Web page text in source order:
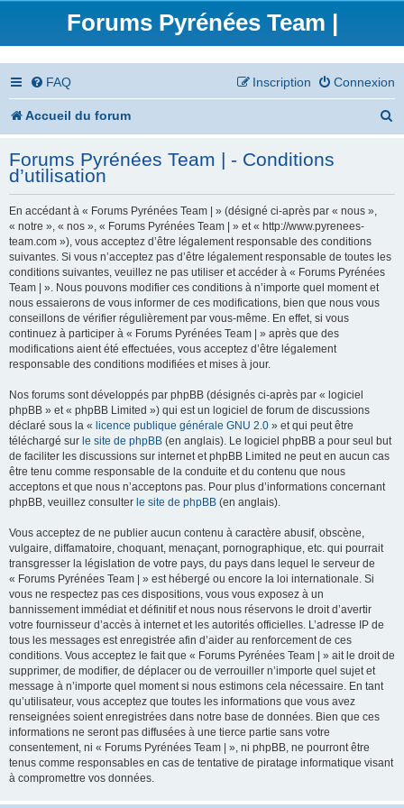
Forums Pyrénées Team |
FAQ Connexion
Inscription
Accueil du forum
h
Forums Pyrénées Team | - Conditions
d’utilisation
En accédant à « Forums Pyrénées Team | » (désigné ci-après par « nous »,
« notre », « nos », « Forums Pyrénées Team | » et « http://www.pyrenees-
team.com »), vous acceptez d’être légalement responsable des conditions
suivantes. Si vous n’acceptez pas d’être légalement responsable de toutes les
conditions suivantes, veuillez ne pas utiliser et accéder à « Forums Pyrénées
Team | ». Nous pouvons modifier ces conditions à n’importe quel moment et
nous essaierons de vous informer de ces modifications, bien que nous vous
conseillons de vérifier régulièrement par vous-même. En effet, si vous
continuez à participer à « Forums Pyrénées Team | » après que des
modifications aient été effectuées, vous acceptez d’être légalement
responsable des conditions modifiées et mises à jour.
Nos forums sont développés par phpBB (désignés ci-après par « logiciel
phpBB » et « phpBB Limited ») qui est un logiciel de forum de discussions
déclaré sous la « licence publique générale GNU 2.0 » et qui peut être
téléchargé sur le site de phpBB (en anglais). Le logiciel phpBB a pour seul but
de faciliter les discussions sur internet et phpBB Limited ne peut en aucun cas
être tenu comme responsable de la conduite et du contenu que nous
acceptons et que nous n’acceptons pas. Pour plus d’informations concernant
phpBB, veuillez consulter le site de phpBB (en anglais).
Vous acceptez de ne publier aucun contenu à caractère abusif, obscène,
vulgaire, diffamatoire, choquant, menaçant, pornographique, etc. qui pourrait
transgresser la législation de votre pays, du pays dans lequel le serveur de
« Forums Pyrénées Team | » est hébergé ou encore la loi internationale. Si
vous ne respectez pas ces dispositions, vous vous exposez à un
bannissement immédiat et définitif et nous nous réservons le droit d’avertir
votre fournisseur d’accès à internet et les autorités officielles. L’adresse IP de
tous les messages est enregistrée afin d’aider au renforcement de ces
conditions. Vous acceptez le fait que « Forums Pyrénées Team | » ait le droit de
supprimer, de modifier, de déplacer ou de verrouiller n’importe quel sujet et
message à n’importe quel moment si nous estimons cela nécessaire. En tant
qu’utilisateur, vous acceptez que toutes les informations que vous avez
renseignées soient enregistrées dans notre base de données. Bien que ces
informations ne seront pas diffusées à une tierce partie sans votre
consentement, ni « Forums Pyrénées Team | », ni phpBB, ne pourront être
tenus comme responsables en cas de tentative de piratage informatique visant
à compromettre vos données.